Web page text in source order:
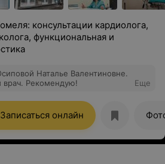
консультации кардиолога,
функциональная и
Наталье Валентиновне.
врач. Рекомендую!
Еще
Записаться онлайн